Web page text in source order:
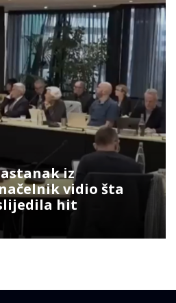
iz
vidio šta
hit